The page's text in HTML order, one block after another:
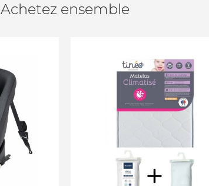
Achetez ensemble